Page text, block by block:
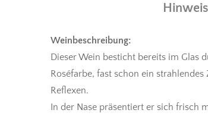
Hinweis
Weinbeschreibung:
Dieser Wein besticht bereits im Glas
Roséfarbe, fast schon ein
Reflexen.
In der Nase präsentiert er sich frisch